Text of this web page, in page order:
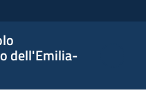
dell'Emilia-